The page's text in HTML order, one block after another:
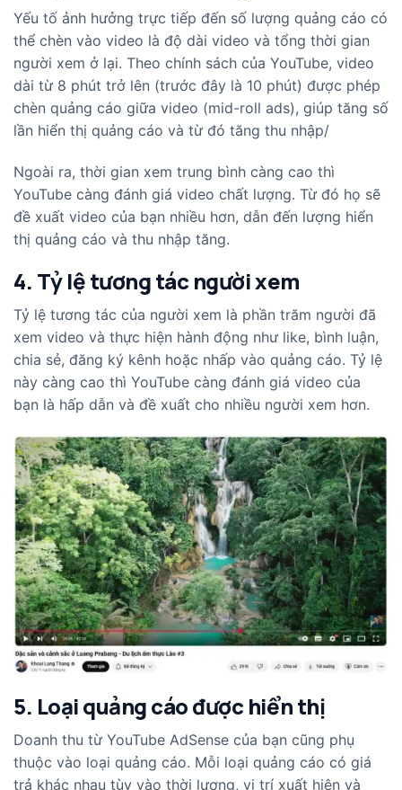
Yếu tố ảnh hưởng trực tiếp đến số lượng quảng cáo có
thể chèn vào video là độ dài video và tổng thời gian
người xem ở lại. Theo chính sách của YouTube, video
dài từ 8 phút trở lên (trước đây là 10 phút) được phép
chèn quảng cáo giữa video (mid-roll ads), giúp tăng số
lần hiển thị quảng cáo và từ đó tăng thu nhập/
Ngoài ra, thời gian xem trung bình càng cao thì
YouTube càng đánh giá video chất lượng. Từ đó họ sẽ
đề xuất video của bạn nhiều hơn, dẫn đến lượng hiển
thị quảng cáo và thu nhập tăng.
4. Tỷ lệ tương tác người xem
Tỷ lệ tương tác của người xem là phần trăm người đã
xem video và thực hiện hành động như like, bình luận,
chia sẻ, đăng ký kênh hoặc nhấp vào quảng cáo. Tỷ lệ
này càng cao thì YouTube càng đánh giá video của
bạn là hấp dẫn và đề xuất cho nhiều người xem hơn.
5. Loại quảng cáo được hiển thị
Doanh thu từ YouTube AdSense của bạn cũng phụ
thuộc vào loại quảng cáo. Mỗi loại quảng cáo có giá
trả khác nhau tùy vào thời lượng, vị trí xuất hiện và